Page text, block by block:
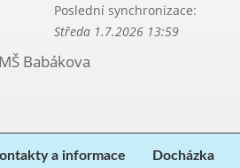
Poslední synchronizace:
Středa 1.7.2026 13:59
Babákova
a informace Docházka